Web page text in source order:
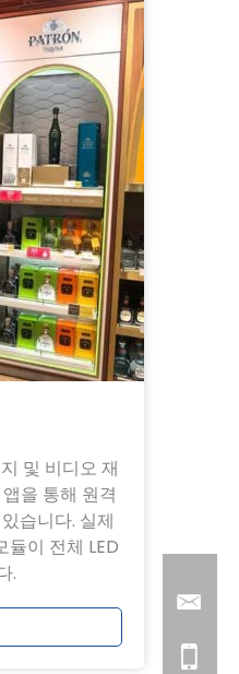
및 비디오 재
을 통해 원격
습니다. 실제
듈이 전체 LED
.